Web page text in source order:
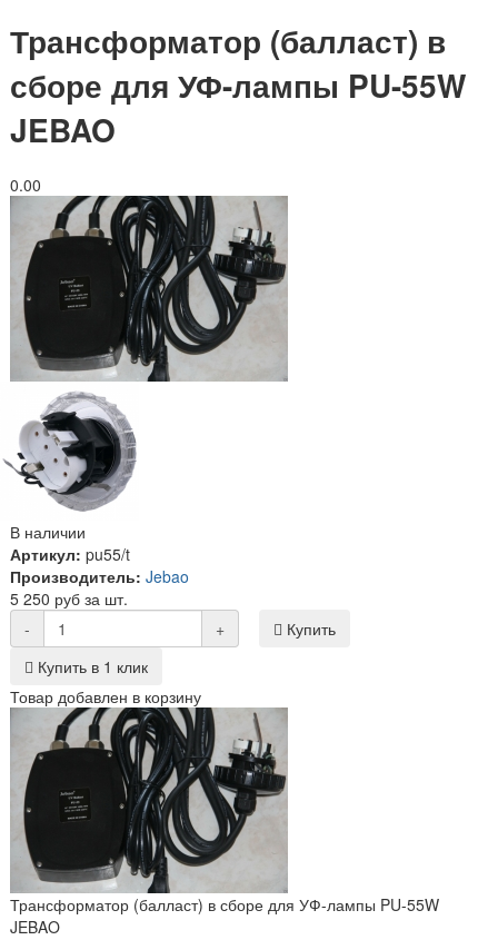
Трансформатор (балласт) в
сборе для УФ-лампы PU-55W
JEBAO
0.00
В наличии
Артикул: pu55/t
Производитель: Jebao
5 250 руб за шт.
-
+
Купить
Купить в 1 клик
Товар добавлен в корзину
Трансформатор (балласт) в сборе для УФ-лампы PU-55W
JEBAO